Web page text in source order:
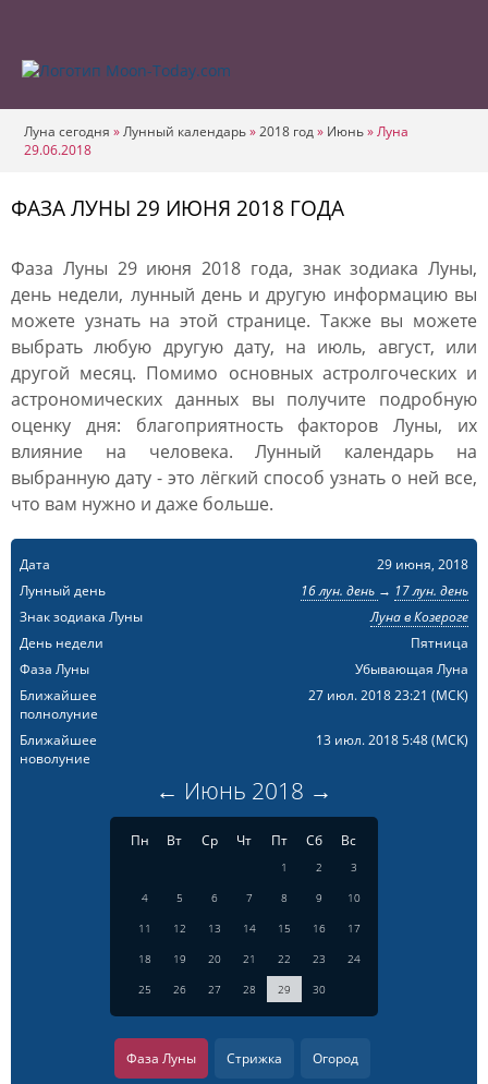
Луна сегодня »Лунный календарь»2018 год» Июнь»Луна
29.06.2018
ФАЗА ЛУНЫ 29 ИЮНЯ 2018 ГОДА
Фаза Луны 29 июня 2018 года, знак зодиака Луны,
день недели, лунный день и другую информацию вы
можете узнать на этой странице. Также вы можете
выбрать любую другую дату, на июль, август, или
другой месяц. Помимо основных астролгоческих и
астрономических данных вы получите подробную
оценку дня: благоприятность факторов Луны, их
влияние на человека. Лунный календарь на
выбранную дату - это лёгкий способ узнать о ней все,
что вам нужно и даже больше.
Дата
29 июня, 2018
Лунный день
16 лун. день → 17 лун. день
Знак зодиака Луны
Луна в Козероге
День недели
Пятница
Фаза Луны
Убывающая Луна
Ближайшее
полнолуние
27 июл. 2018 23:21 (МСК)
Ближайшее
новолуние
13 июл. 2018 5:48(МСК)
← Июнь 2018 →
Пн Вт Ср Чт Пт Сб Вс
1 2
3
4
5 6 7 8 9
10
11
12 13 14 15 16
17
18
19 20 21 22 23
24
25
26 27 28 29 30
Фаза Луны Стрижка Огород